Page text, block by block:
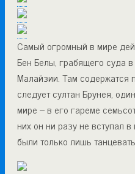
Самый огромный в мире
Бен Белы, грабящего суда
Малайзии. Там содержатся
следует султан Брунея,
мире – в его гареме
них он ни разу не вступал
были только лишь